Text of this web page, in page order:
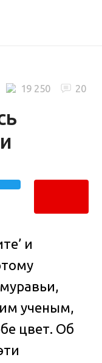
20
19 250
и
ученым,
цвет. Об